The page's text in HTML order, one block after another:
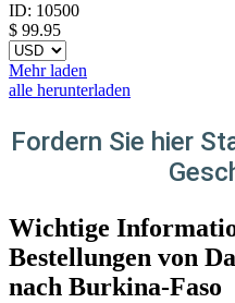
ID: 10500
$ 99.95
Mehr laden
alle herunterladen
Fordern Sie hier
Wichtige
Bestellungen von
nach Burkina-Faso